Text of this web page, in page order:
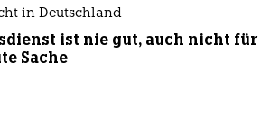
in Deutschland
ist nie gut, auch nicht für
Sache